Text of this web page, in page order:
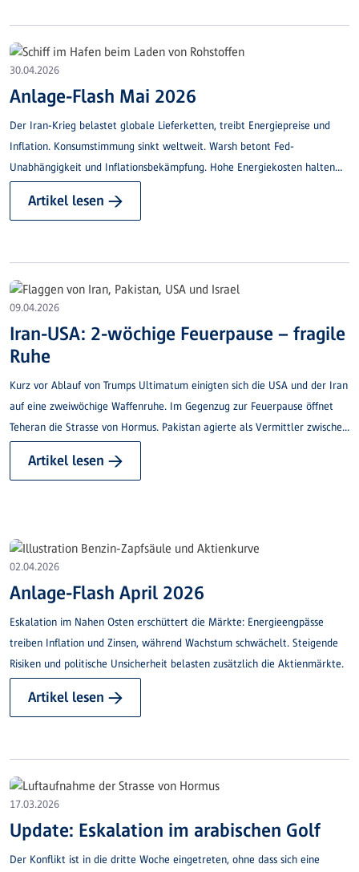
30.04.2026
Anlage-Flash Mai 2026
Der Iran-Krieg belastet globale Lieferketten, treibt Energiepreise und
Inflation. Konsumstimmung sinkt weltweit. Warsh betont Fed-
Unabhängigkeit und Inflationsbekämpfung. Hohe Energiekosten halten
Artikel lesen →
09.04.2026
Iran-USA: 2-wöchige Feuerpause – fragile
Ruhe
Kurz vor Ablauf von Trumps Ultimatum einigten sich die USA und der Iran
auf eine zweiwöchige Waffenruhe. Im Gegenzug zur Feuerpause öffnet
Teheran die Strasse von Hormus. Pakistan agierte als Vermittler zwischen
bedingt sich Operationen im Libanon gegen die Hisbollah aus.
Artikel lesen →
02.04.2026
Anlage-Flash April 2026
Eskalation im Nahen Osten erschüttert die Märkte: Energieengpässe
treiben Inflation und Zinsen, während Wachstum schwächelt. Steigende
Risiken und politische Unsicherheit belasten zusätzlich die Aktienmärkte.
Artikel lesen →
17.03.2026
Update: Eskalation im arabischen Golf
Der Konflikt ist in die dritte Woche eingetreten, ohne dass sich eine